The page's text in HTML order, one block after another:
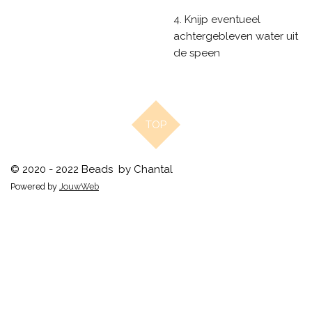
4. Knijp eventueel
achtergebleven water uit
de speen
TOP
© 2020 - 2022 Beads by Chantal
Powered by JouwWeb